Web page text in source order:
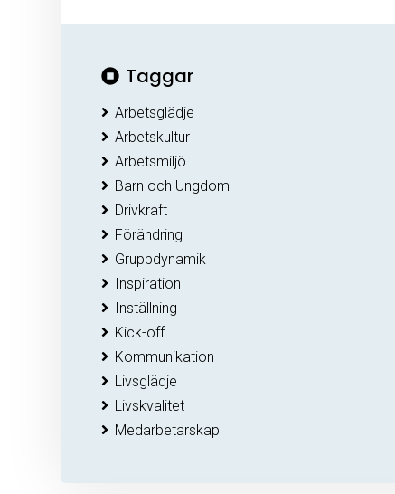
Taggar
Arbetsglädje
Arbetskultur
Arbetsmiljö
Barn och Ungdom
Drivkraft
Förändring
Gruppdynamik
Inspiration
Inställning
Kick-off
Kommunikation
Livsglädje
Livskvalitet
Medarbetarskap